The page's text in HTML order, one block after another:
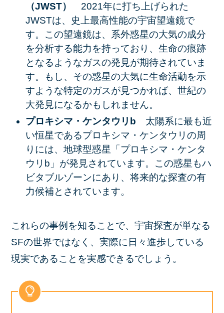
（JWST） 2021年に打ち上げられた
JWSTは、史上最高性能の宇宙望遠鏡で
す。この望遠鏡は、系外惑星の大気の成分
を分析する能力を持っており、生命の痕跡
となるようなガスの発見が期待されていま
す。もし、その惑星の大気に生命活動を示
すような特定のガスが見つかれば、世紀の
大発見になるかもしれません。
プロキシマ・ケンタウリb 太陽系に最も近
い恒星であるプロキシマ・ケンタウリの周
りには、地球型惑星「プロキシマ・ケンタ
ウリb」が発見されています。この惑星もハ
ビタブルゾーンにあり、将来的な探査の有
力候補とされています。
これらの事例を知ることで、宇宙探査が単なる
SFの世界ではなく、実際に日々進歩している
現実であることを実感できるでしょう。